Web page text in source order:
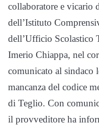
collaboratore e vicario
dell’Istituto
dell’Ufficio Scolastico
Imerio Chiappa, nel
comunicato al sindaco
mancanza del codice
di Teglio. Con
il provveditore ha